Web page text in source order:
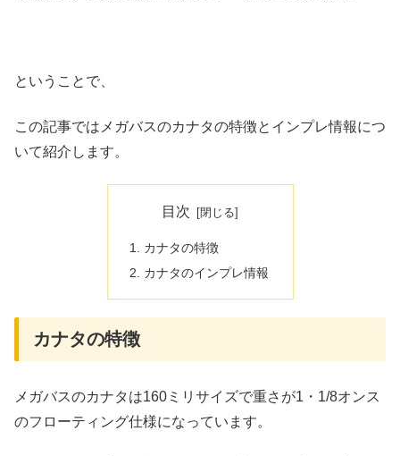
ということで、
この記事ではメガバスのカナタの特徴とインプレ情報につ
いて紹介します。
目次
カナタの特徴
カナタのインプレ情報
カナタの特徴
メガバスのカナタは160ミリサイズで重さが1・1/8オンス
のフローティング仕様になっています。